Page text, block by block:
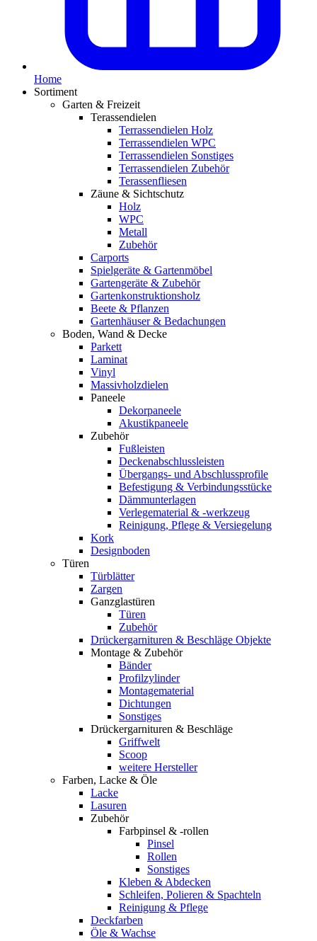
Home
Sortiment
Garten & Freizeit
Terassendielen
Terrassendielen Holz
Terrassendielen WPC
Terrassendielen Sonstiges
Terrassendielen Zubehör
Terassenfliesen
Zäune & Sichtschutz
Holz
WPC
Metall
Zubehör
Carports
Spielgeräte & Gartenmöbel
Gartengeräte & Zubehör
Gartenkonstruktionsholz
Beete & Pflanzen
Gartenhäuser & Bedachungen
Boden, Wand & Decke
Parkett
Laminat
Vinyl
Massivholzdielen
Paneele
Dekorpaneele
Akustikpaneele
Zubehör
Fußleisten
Deckenabschlussleisten
Übergangs- und Abschlussprofile
Befestigung & Verbindungsstücke
Dämmunterlagen
Verlegematerial & -werkzeug
Reinigung, Pflege & Versiegelung
Kork
Designboden
Türen
Türblätter
Zargen
Ganzglastüren
Türen
Zubehör
Drückergarnituren & Beschläge Objekte
Montage & Zubehör
Bänder
Profilzylinder
Montagematerial
Dichtungen
Sonstiges
Drückergarnituren & Beschläge
Griffwelt
Scoop
weitere Hersteller
Farben, Lacke & Öle
Lacke
Lasuren
Zubehör
Farbpinsel & -rollen
Pinsel
Rollen
Sonstiges
Kleben & Abdecken
Schleifen, Polieren & Spachteln
Reinigung & Pflege
Deckfarben
Öle & Wachse